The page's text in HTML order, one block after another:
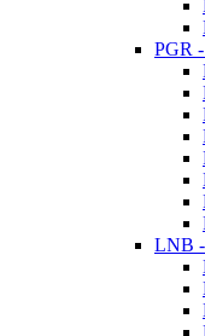
PGR
LNB -